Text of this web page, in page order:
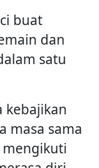
buat
dan
satu
kebajikan
masa sama